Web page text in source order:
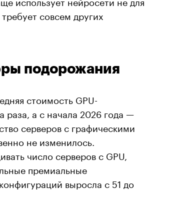
совсем других
подорожания
стоимость GPU-
раза, а с начала 2026 года —
серверов с графическими
не изменилось.
число серверов с GPU,
премиальные
выросла с 51 до